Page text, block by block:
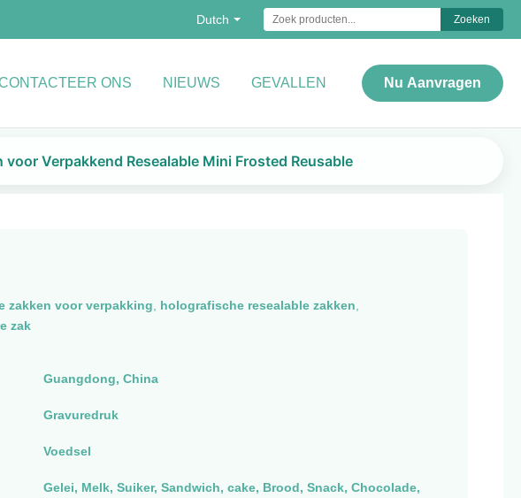
Dutch Zoeken
ONS NIEUWS GEVALLEN Nu Aanvragen
Verpakkend Resealable Mini Frosted Reusable
zakken voor verpakking holografische resealable zakken
zak
Guangdong, China
Gravuredruk
Voedsel
Gelei, Melk, Suiker, Sandwich, cake, Brood, Snack, Chocolade,